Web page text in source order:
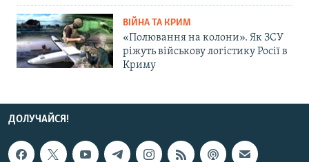
ВІЙНА ТА КРИМ
«Полювання на колони». Як ЗСУ
ріжуть військову логістику Росії в
Криму
ДОЛУЧАЙСЯ!